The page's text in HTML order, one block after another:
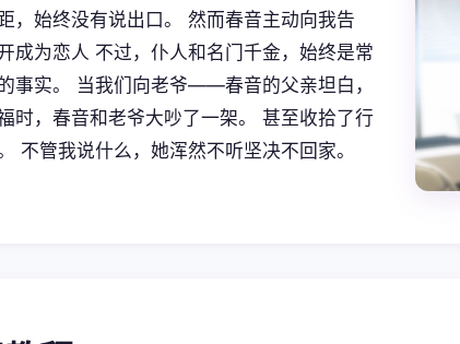
，始终没有说出口。 然而春音主动向我告
成为恋人 不过，仆人和名门千金，始终是常
事实。 当我们向老爷——春音的父亲坦白，
时，春音和老爷大吵了一架。 甚至收拾了行
不管我说什么，她浑然不听坚决不回家。